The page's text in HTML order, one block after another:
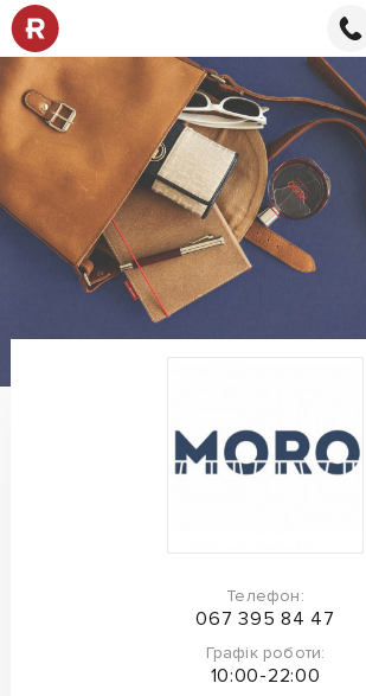
Телефон:
067 395 84 47
Графік роботи:
10:00-22:00